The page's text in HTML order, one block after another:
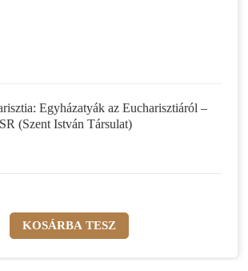
Egyházatyák az Eucharisztiáról –
(Szent István Társulat)